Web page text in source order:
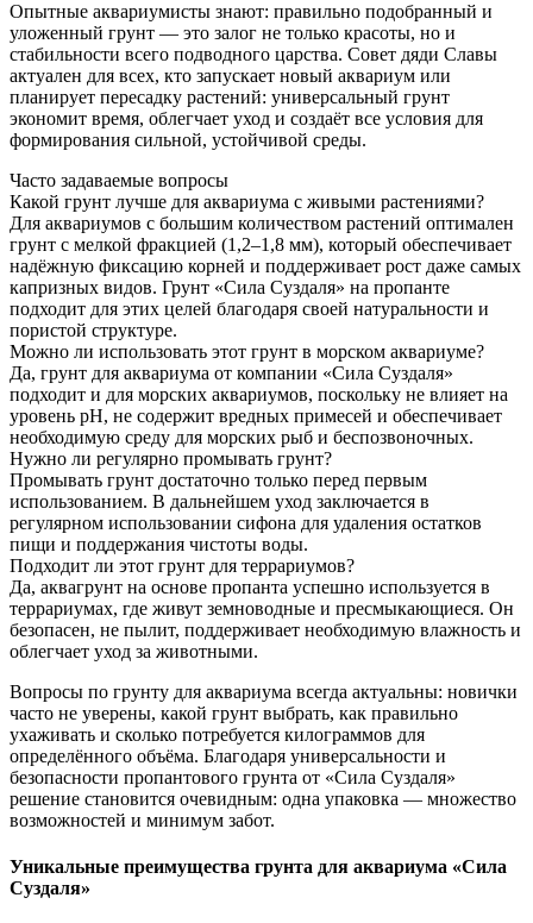
Опытные аквариумисты знают: правильно подобранный и
уложенный грунт — это залог не только красоты, но и
стабильности всего подводного царства. Совет дяди Славы
актуален для всех, кто запускает новый аквариум или
планирует пересадку растений: универсальный грунт
экономит время, облегчает уход и создаёт все условия для
формирования сильной, устойчивой среды.
Часто задаваемые вопросы
Какой грунт лучше для аквариума с живыми растениями?
Для аквариумов с большим количеством растений оптимален
грунт с мелкой фракцией (1,2–1,8 мм), который обеспечивает
надёжную фиксацию корней и поддерживает рост даже самых
капризных видов. Грунт «Сила Суздаля» на пропанте
подходит для этих целей благодаря своей натуральности и
пористой структуре.
Можно ли использовать этот грунт в морском аквариуме?
Да, грунт для аквариума от компании «Сила Суздаля»
подходит и для морских аквариумов, поскольку не влияет на
уровень pH, не содержит вредных примесей и обеспечивает
необходимую среду для морских рыб и беспозвоночных.
Нужно ли регулярно промывать грунт?
Промывать грунт достаточно только перед первым
использованием. В дальнейшем уход заключается в
регулярном использовании сифона для удаления остатков
пищи и поддержания чистоты воды.
Подходит ли этот грунт для террариумов?
Да, аквагрунт на основе пропанта успешно используется в
террариумах, где живут земноводные и пресмыкающиеся. Он
безопасен, не пылит, поддерживает необходимую влажность и
облегчает уход за животными.
Вопросы по грунту для аквариума всегда актуальны: новички
часто не уверены, какой грунт выбрать, как правильно
ухаживать и сколько потребуется килограммов для
определённого объёма. Благодаря универсальности и
безопасности пропантового грунта от «Сила Суздаля»
решение становится очевидным: одна упаковка — множество
возможностей и минимум забот.
Уникальные преимущества грунта для аквариума «Сила
Суздаля»